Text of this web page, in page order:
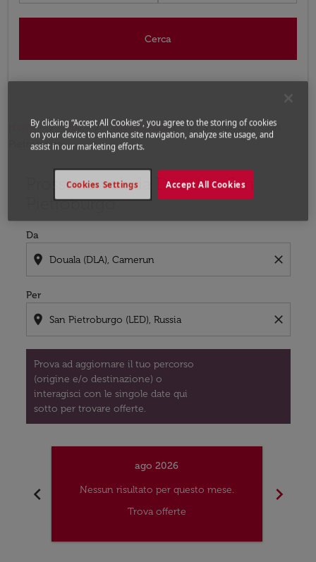
Cerca
Home Voli Voli per Russia
Voli Douala - San
Pietroburgo
Prossimo voli da Douala a San
Pietroburgo
Da
location_on close
Per
location_on close
Prova ad aggiornare il tuo percorso
(origine e/o destinazione) o
interagisci con le singole date qui
sotto per trovare offerte.
Prova ad aggiornare il tuo percorso (origine e/o
chevron_left
ago 2026
Nessun risultato per questo mese.
Trova offerte
chevron_right
By clicking “Accept All Cookies”, you agree to the storing of cookies
on your device to enhance site navigation, analyze site usage, and
assist in our marketing efforts.
Accept All Cookies
Cookies Settings